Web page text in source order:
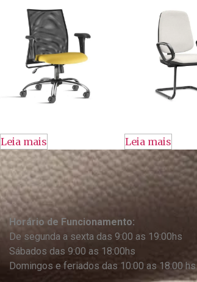
Leia mais Leia mais
Horário de Funcionamento:
De segunda a sexta das 9:00 as 19:00hs
Sábados das 9:00 as 18:00hs
Domingos e feriados das 10:00 as 18:00 hs